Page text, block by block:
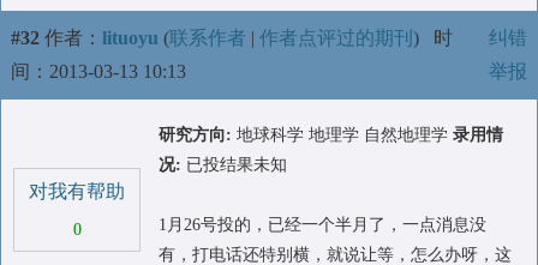
#32 作者： lituoyu (联系作者 | 作者点评过的期刊 ) 时
间：2013-03-13 10:13
纠错
举报
对我有帮助
0
研究方向: 地球科学 地理学 自然地理学 录用情
况: 已投结果未知
1月26号投的，已经一个半月了，一点消息没
有，打电话还特别横，就说让等，怎么办呀，这